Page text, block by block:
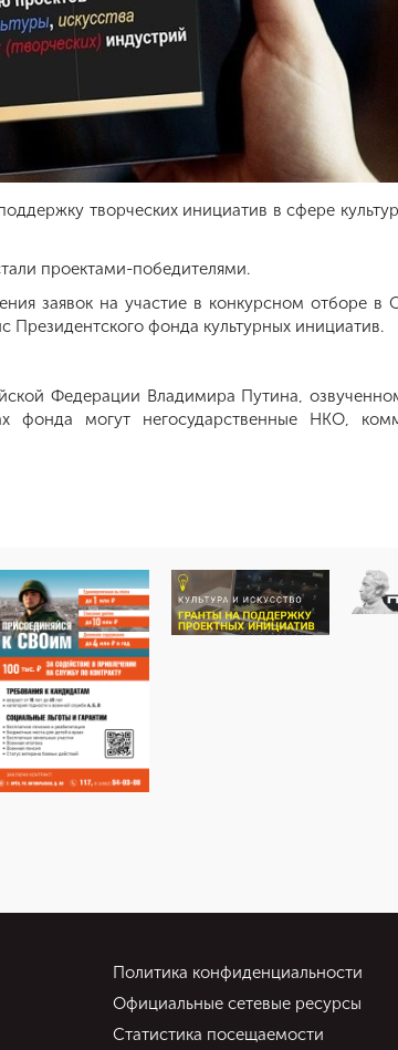
творческих инициатив в сфере
проектами-победителями.
заявок на участие в конкурсном отборе в
фонда культурных инициатив.
Федерации Владимира Путина,
фонда могут негосударственные НКО,
Политика конфиденциальности
Официальные сетевые ресурсы
Статистика посещаемости